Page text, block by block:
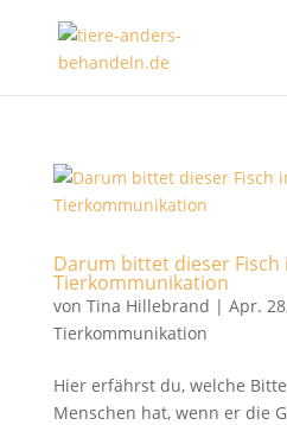
Darum bittet dieser Fisch
Tierkommunikation
von Tina Hillebrand | Apr.
Tierkommunikation
Hier erfährst du, welche
Menschen hat, wenn er die